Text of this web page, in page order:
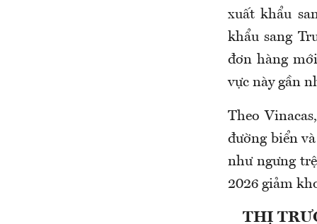
xuất khẩu
khẩu sang
đơn hàng
vực này gần
Theo
đường biển
như ngưng
2026 giảm
THỊ